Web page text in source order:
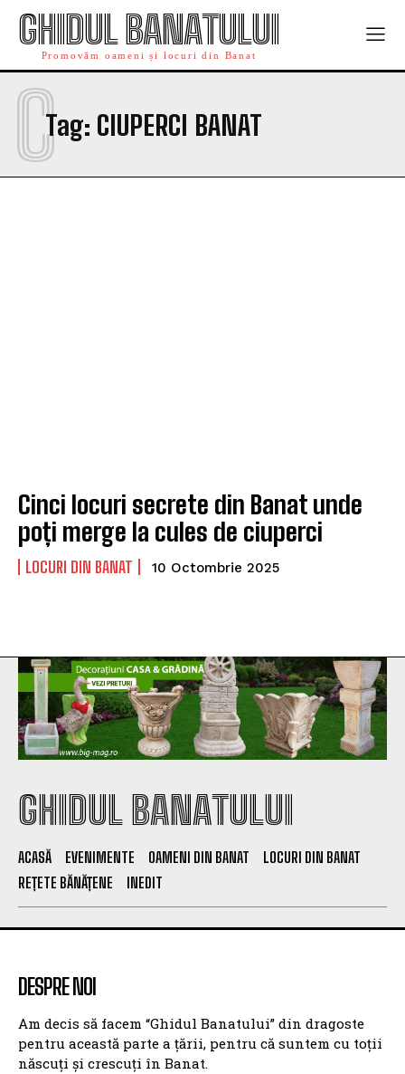
GHIDUL BANATULUI
Promovăm oameni și locuri din Banat
Tag: CIUPERCI BANAT
C
Cinci locuri secrete din Banat unde
poți merge la cules de ciuperci
LOCURI DIN BANAT 10 Octombrie 2025
GHIDUL BANATULUI
ACASĂ EVENIMENTE OAMENI DIN BANAT
LOCURI DIN BANAT
REȚETE BĂNĂȚENE
INEDIT
DESPRE NOI
Am decis să facem “Ghidul Banatului” din dragoste
pentru această parte a țării, pentru că suntem cu toții
născuți și crescuți în Banat.